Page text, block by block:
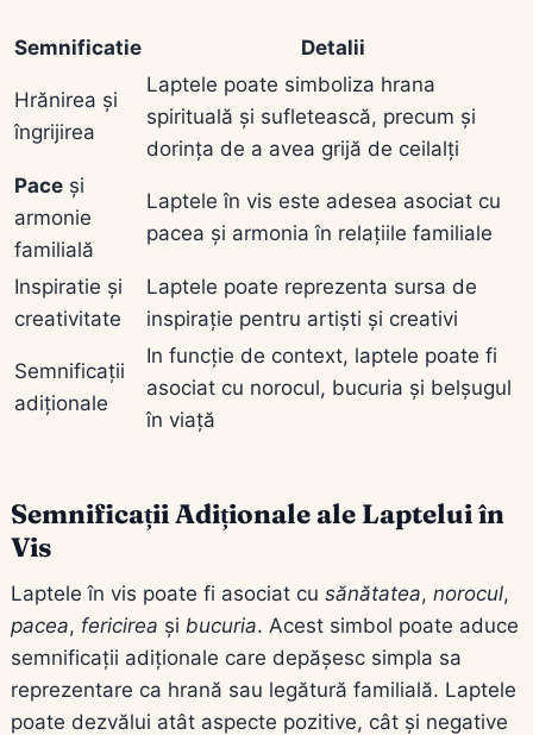
Semnificatie Detalii
Hrănirea și
îngrijirea
Laptele poate simboliza hrana
spirituală și sufletească, precum și
dorința de a avea grijă de ceilalți
Pace și
armonie
familială
Laptele în vis este adesea asociat cu
pacea și armonia în relațiile familiale
Inspiratie și
creativitate
Laptele poate reprezenta sursa de
inspirație pentru artiști și creativi
Semnificații
adiționale
In funcție de context, laptele poate fi
asociat cu norocul, bucuria și belșugul
în viață
Semnificații Adiționale ale Laptelui în
Vis
Laptele în vis poate fi asociat cu sănătatea, norocul,
pacea, fericirea și bucuria. Acest simbol poate aduce
semnificații adiționale care depășesc simpla sa
reprezentare ca hrană sau legătură familială. Laptele
poate dezvălui atât aspecte pozitive, cât și negative